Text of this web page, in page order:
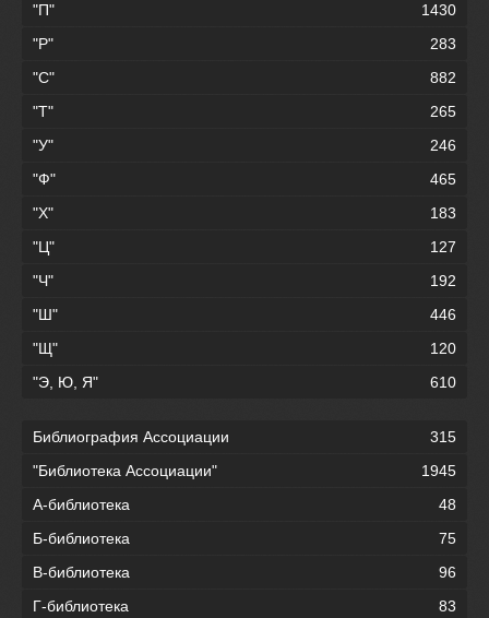
"П"
1430
"Р"
283
"С"
882
"Т"
265
"У"
246
"Ф"
465
"Х"
183
"Ц"
127
"Ч"
192
"Ш"
446
"Щ"
120
"Э, Ю, Я"
610
Библиография Ассоциации
315
"Библиотека Ассоциации"
1945
А-библиотека
48
Б-библиотека
75
В-библиотека
96
Г-библиотека
83